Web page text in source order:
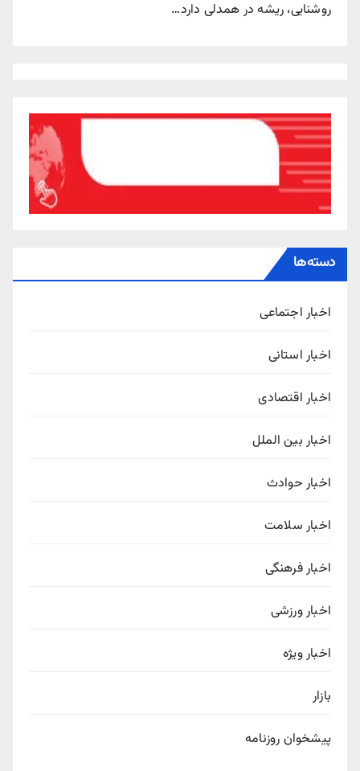
روشنایی، ریشه در همدلی دارد…
دسته‌ها
اخبار اجتماعی
اخبار استانی
اخبار اقتصادی
اخبار بین الملل
اخبار حوادث
اخبار سلامت
اخبار فرهنگی
اخبار ورزشی
اخبار ویژه
بازار
پیشخوان روزنامه